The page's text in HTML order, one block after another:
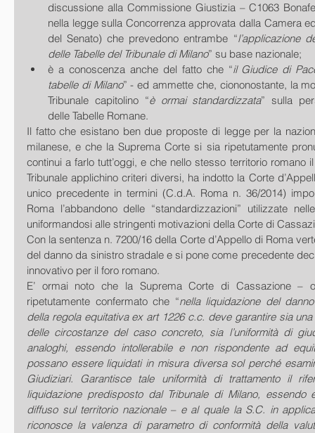
discussione alla Commissione Giustizia – C1063
nella legge sulla Concorrenza approvata dalla Camera
del Senato) che prevedono entrambe “l’applicazione
delle Tabelle del Tribunale di Milano” su base nazionale;
è a conoscenza anche del fatto che “il Giudice di
tabelle di Milano” - ed ammette che, ciononostante, la
Tribunale capitolino “è ormai standardizzata” sulla
delle Tabelle Romane.
Il fatto che esistano ben due proposte di legge per la
milanese, e che la Suprema Corte si sia ripetutamente
continui a farlo tutt’oggi, e che nello stesso territorio romano
Tribunale applichino criteri diversi, ha indotto la Corte
unico precedente in termini (C.d.A. Roma n. 36/2014)
Roma l’abbandono delle “standardizzazioni” utilizzate
uniformandosi alle stringenti motivazioni della Corte di
Con la sentenza n. 7200/16 della Corte d’Appello di Roma
del danno da sinistro stradale e si pone come precedente
innovativo per il foro romano.
E’ ormai noto che la Suprema Corte di Cassazione –
ripetutamente confermato che “nella liquidazione del
della regola equitativa ex art 1226 c.c. deve garantire sia
delle circostanze del caso concreto, sia l’uniformità di
analoghi, essendo intollerabile e non rispondente ad
possano essere liquidati in misura diversa sol perché
Giudiziari. Garantisce tale uniformità di trattamento il
liquidazione predisposto dal Tribunale di Milano, essendo
diffuso sul territorio nazionale – e al quale la S.C. in
riconosce la valenza di parametro di conformità della